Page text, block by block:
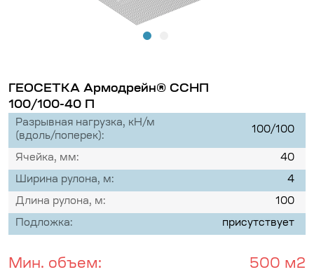
ГЕОСЕТКА Армодрейн® ССНП
100/100-40 П
Разрывная нагрузка, кН/м
(вдоль/поперек):
100/100
Ячейка, мм: 40
Ширина рулона, м: 4
Длина рулона, м: 100
Подложка: присутствует
Мин. объем:
500 м2